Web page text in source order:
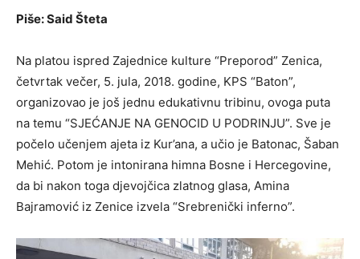
Piše: Said Šteta
Na platou ispred Zajednice kulture “Preporod” Zenica,
četvrtak večer, 5. jula, 2018. godine, KPS “Baton”,
organizovao je još jednu edukativnu tribinu, ovoga puta
na temu “SJEĆANJE NA GENOCID U PODRINJU”. Sve je
počelo učenjem ajeta iz Kur’ana, a učio je Batonac, Šaban
Mehić. Potom je intonirana himna Bosne i Hercegovine,
da bi nakon toga djevojčica zlatnog glasa, Amina
Bajramović iz Zenice izvela “Srebrenički inferno”.